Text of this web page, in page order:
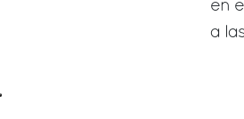
en
a